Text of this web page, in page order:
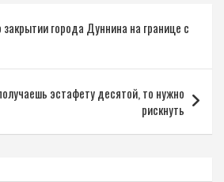
города Дуннина на границе с
эстафету десятой, то нужно
рискнуть